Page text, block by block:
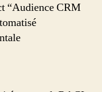
“Audience CRM